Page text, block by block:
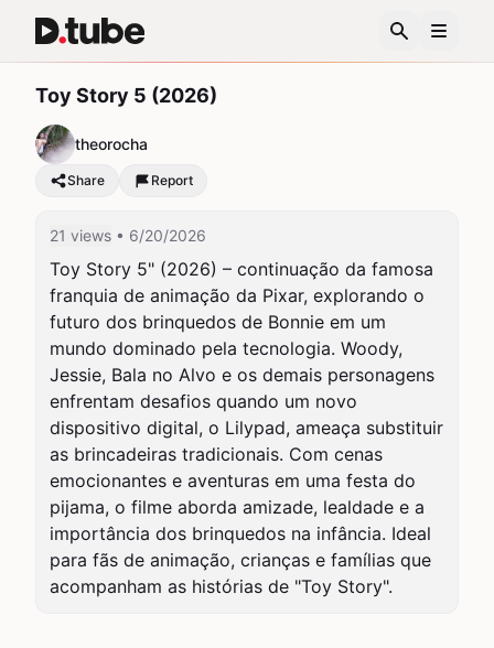
Toy Story 5 (2026)
theorocha
Share Report
21 views • 6/20/2026
Toy Story 5" (2026) – continuação da famosa
franquia de animação da Pixar, explorando o
futuro dos brinquedos de Bonnie em um
mundo dominado pela tecnologia. Woody,
Jessie, Bala no Alvo e os demais personagens
enfrentam desafios quando um novo
dispositivo digital, o Lilypad, ameaça substituir
as brincadeiras tradicionais. Com cenas
emocionantes e aventuras em uma festa do
pijama, o filme aborda amizade, lealdade e a
importância dos brinquedos na infância. Ideal
para fãs de animação, crianças e famílias que
acompanham as histórias de "Toy Story".